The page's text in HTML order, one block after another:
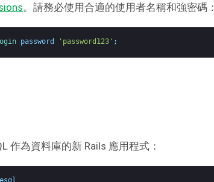
。請務必使用合適的使用者名稱和強密碼：
password 'password123' ;
作為資料庫的新 Rails 應用程式：